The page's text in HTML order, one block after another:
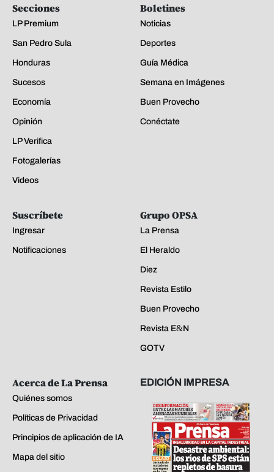
Secciones
LP Premium
San Pedro Sula
Honduras
Sucesos
Economía
Opinión
LP Verifica
Fotogalerías
Videos
Boletines
Noticias
Deportes
Guía Médica
Semana en Imágenes
Buen Provecho
Conéctate
Suscríbete
Ingresar
Notificaciones
Grupo OPSA
La Prensa
El Heraldo
Diez
Revista Estilo
Buen Provecho
Revista E&N
GOTV
Acerca de La Prensa
Quiénes somos
Políticas de Privacidad
Principios de aplicación de IA
Mapa del sitio
EDICIÓN IMPRESA